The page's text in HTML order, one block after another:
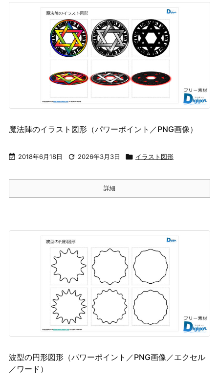
魔法陣のイラスト図形（パワーポイント／PNG画像）
 2018年6月18日  2026年3月3日  イラスト図形
詳細
波型の円形図形（パワーポイント／PNG画像／エクセル
／ワード）